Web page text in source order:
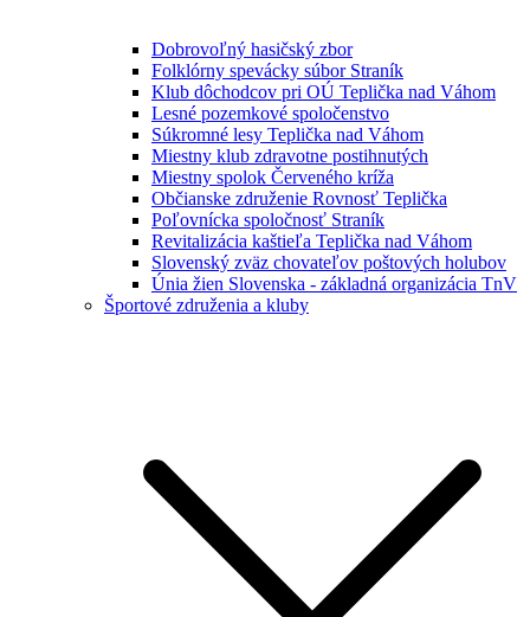
Dobrovoľný hasičský zbor
Folklórny spevácky súbor Straník
Klub dôchodcov pri OÚ Teplička nad Váhom
Lesné pozemkové spoločenstvo
Súkromné lesy Teplička nad Váhom
Miestny klub zdravotne postihnutých
Miestny spolok Červeného kríža
Občianske združenie Rovnosť Teplička
Poľovnícka spoločnosť Straník
Revitalizácia kaštieľa Teplička nad Váhom
Slovenský zväz chovateľov poštových holubov
Únia žien Slovenska - základná organizácia TnV
Športové združenia a kluby